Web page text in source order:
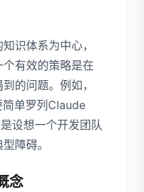
识体系为中心，
有效的策略是在
的问题。例如，
单罗列Claude
设想一个开发团队
障碍。
念